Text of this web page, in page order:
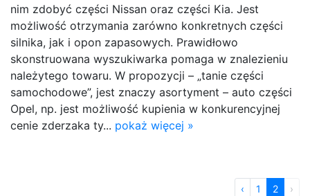
nim zdobyć części Nissan oraz części Kia. Jest
możliwość otrzymania zarówno konkretnych części
silnika, jak i opon zapasowych. Prawidłowo
skonstruowana wyszukiwarka pomaga w znalezieniu
należytego towaru. W propozycji – „tanie części
samochodowe”, jest znaczy asortyment – auto części
Opel, np. jest możliwość kupienia w konkurencyjnej
cenie zderzaka ty... pokaż więcej »
‹ 1 2 ›